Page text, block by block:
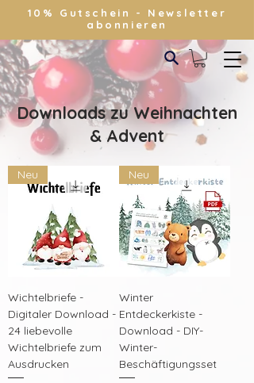
10% Gutschein - Newsletter
abonnieren
Neu
Wichtelbriefe -
Digitaler Download -
24 liebevolle
Wichtelbriefe zum
Ausdrucken
Neu
Winter
Entdeckerkiste -
Download - DIY-
Winter-
Beschäftigungsset
Downloads zu Weihnachten
& Advent